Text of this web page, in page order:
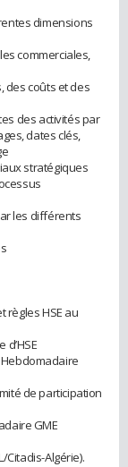
dimensions
commerciales,
des coûts et des
des activités par
dates clés,
stratégiques
les différents
règles HSE au
de participation
GME
Citadis-Algérie).